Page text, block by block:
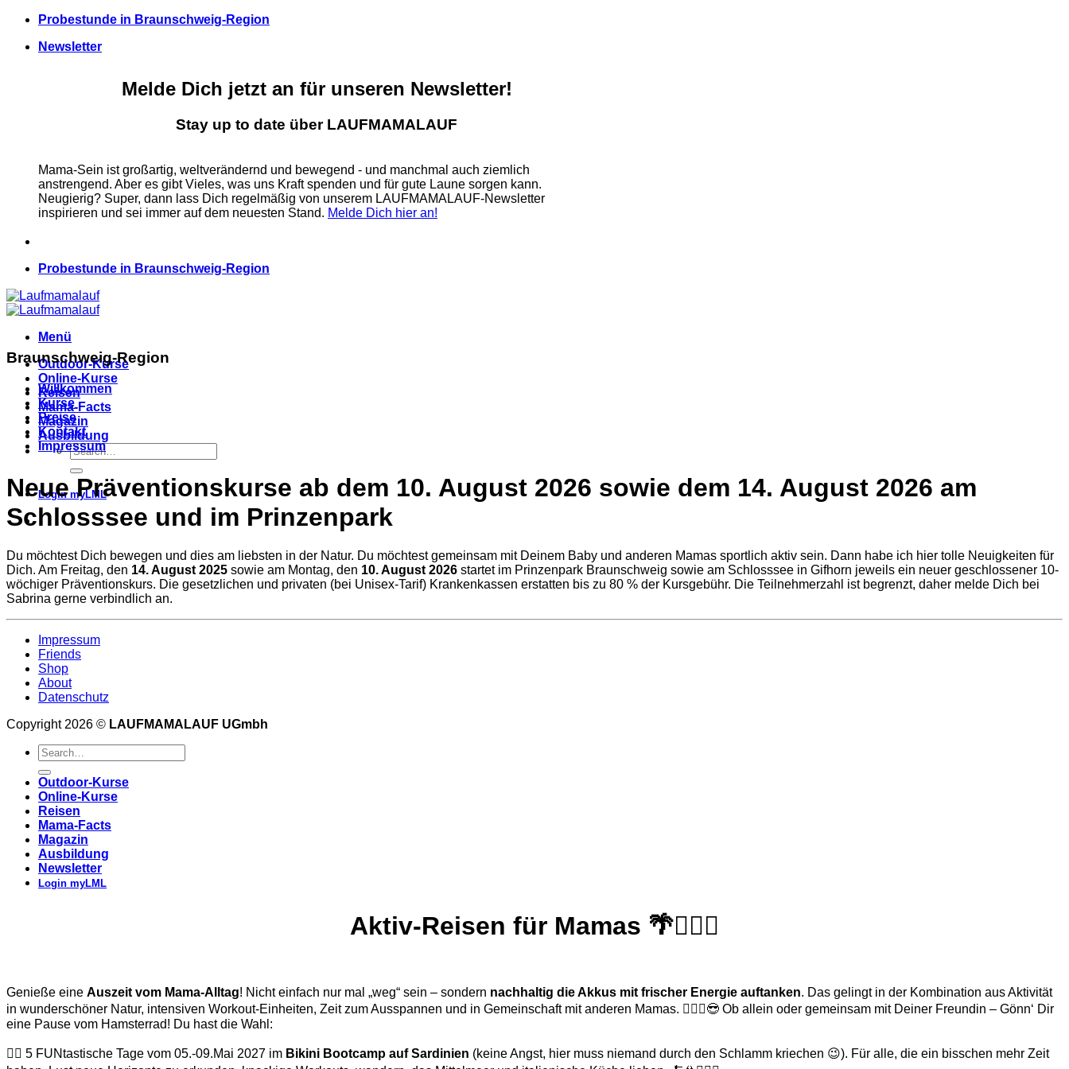
Zum
springen
Probestunde in Braunschweig-Region
Newsletter
Melde Dich jetzt an für unseren Newsletter!
Stay up to date über LAUFMAMALAUF
Mama-Sein ist großartig, weltverändernd und bewegend - und manchmal auch ziemlich
anstrengend. Aber es gibt Vieles, was uns Kraft spenden und für gute Laune sorgen kann.
Neugierig? Super, dann lass Dich regelmäßig von unserem LAUFMAMALAUF-Newsletter
inspirieren und sei immer auf dem neuesten Stand. Melde Dich hier an!
Probestunde in Braunschweig-Region
Menü
Outdoor-Kurse
Online-Kurse
Reisen
Mama-Facts
Magazin
Ausbildung
Login myLML
Braunschweig-Region
Willkommen
Kurse
Preise
Kontakt
Impressum
Neue Präventionskurse ab dem 10. August 2026 sowie dem 14. August 2026 am
Schlosssee und im Prinzenpark
Du möchtest Dich bewegen und dies am liebsten in der Natur. Du möchtest gemeinsam mit Deinem Baby und anderen Mamas sportlich aktiv sein. Dann habe ich hier tolle Neuigkeiten für
Dich. Am Freitag, den 14. August 2025 sowie am Montag, den 10. August 2026 startet im Prinzenpark Braunschweig sowie am Schlosssee in Gifhorn jeweils ein neuer geschlossener 10-
wöchiger Präventionskurs. Die gesetzlichen und privaten (bei Unisex-Tarif) Krankenkassen erstatten bis zu 80 % der Kursgebühr. Die Teilnehmerzahl ist begrenzt, daher melde Dich bei
Sabrina gerne verbindlich an.
Impressum
Friends
Shop
About
Datenschutz
Copyright 2026 © LAUFMAMALAUF UGmbh
Outdoor-Kurse
Online-Kurse
Reisen
Mama-Facts
Magazin
Ausbildung
Newsletter
Login myLML
Aktiv-Reisen für Mamas 🌴🏊🏽‍♀️
Genieße eine Auszeit vom Mama-Alltag! Nicht einfach nur mal „weg“ sein – sondern nachhaltig die Akkus mit frischer Energie auftanken. Das gelingt in der Kombination aus Aktivität
in wunderschöner Natur, intensiven Workout-Einheiten, Zeit zum Ausspannen und in Gemeinschaft mit anderen Mamas. 👩‍❤️‍👩😎 Ob allein oder gemeinsam mit Deiner Freundin – Gönn‘ Dir
eine Pause vom Hamsterrad! Du hast die Wahl:
👉🏽 5 FUNtastische Tage vom 05.-09.Mai 2027 im Bikini Bootcamp auf Sardinien (keine Angst, hier muss niemand durch den Schlamm kriechen 😉). Für alle, die ein bisschen mehr Zeit